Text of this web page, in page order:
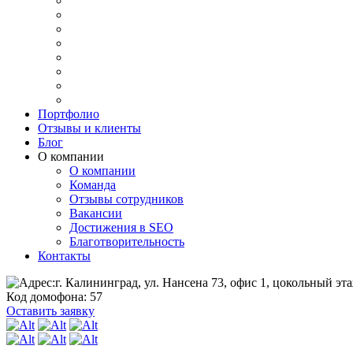
Портфолио
Отзывы и клиенты
Блог
О компании
О компании
Команда
Отзывы сотрудников
Вакансии
Достижения в SEO
Благотворительность
Контакты
г. Калининград, ул. Нансена 73, офис 1, цокольный
Код домофона: 57
Оставить заявку